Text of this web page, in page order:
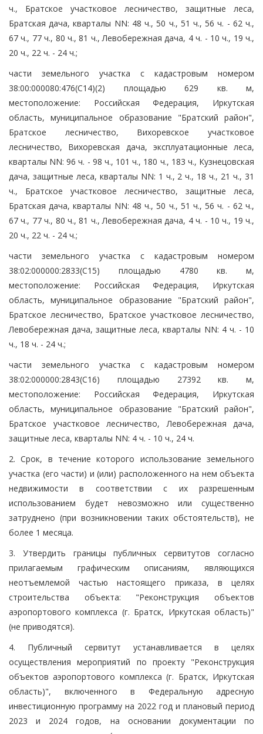
ч., Братское участковое лесничество, защитные леса,
Братская дача, кварталы NN: 48 ч., 50 ч., 51 ч., 56 ч. - 62 ч.,
67 ч., 77 ч., 80 ч., 81 ч., Левобережная дача, 4 ч. - 10 ч., 19 ч.,
20 ч., 22 ч. - 24 ч.;
части земельного участка с кадастровым номером
38:00:000080:476(С14)(2) площадью 629 кв. м,
местоположение: Российская Федерация, Иркутская
область, муниципальное образование "Братский район",
Братское лесничество, Вихоревское участковое
лесничество, Вихоревская дача, эксплуатационные леса,
кварталы NN: 96 ч. - 98 ч., 101 ч., 180 ч., 183 ч., Кузнецовская
дача, защитные леса, кварталы NN: 1 ч., 2 ч., 18 ч., 21 ч., 31
ч., Братское участковое лесничество, защитные леса,
Братская дача, кварталы NN: 48 ч., 50 ч., 51 ч., 56 ч. - 62 ч.,
67 ч., 77 ч., 80 ч., 81 ч., Левобережная дача, 4 ч. - 10 ч., 19 ч.,
20 ч., 22 ч. - 24 ч.;
части земельного участка с кадастровым номером
38:02:000000:2833(С15) площадью 4780 кв. м,
местоположение: Российская Федерация, Иркутская
область, муниципальное образование "Братский район",
Братское лесничество, Братское участковое лесничество,
Левобережная дача, защитные леса, кварталы NN: 4 ч. - 10
ч., 18 ч. - 24 ч.;
части земельного участка с кадастровым номером
38:02:000000:2843(С16) площадью 27392 кв. м,
местоположение: Российская Федерация, Иркутская
область, муниципальное образование "Братский район",
Братское участковое лесничество, Левобережная дача,
защитные леса, кварталы NN: 4 ч. - 10 ч., 24 ч.
2. Срок, в течение которого использование земельного
участка (его части) и (или) расположенного на нем объекта
недвижимости в соответствии с их разрешенным
использованием будет невозможно или существенно
затруднено (при возникновении таких обстоятельств), не
более 1 месяца.
3. Утвердить границы публичных сервитутов согласно
прилагаемым графическим описаниям, являющихся
неотъемлемой частью настоящего приказа, в целях
строительства объекта: "Реконструкция объектов
аэропортового комплекса (г. Братск, Иркутская область)"
(не приводятся).
4. Публичный сервитут устанавливается в целях
осуществления мероприятий по проекту "Реконструкция
объектов аэропортового комплекса (г. Братск, Иркутская
область)", включенного в Федеральную адресную
инвестиционную программу на 2022 год и плановый период
2023 и 2024 годов, на основании документации по